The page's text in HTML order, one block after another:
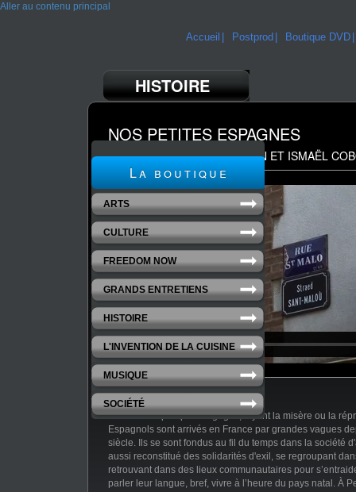
Aller au contenu principal
Accueil Postprod Boutique DVD
HISTOIRE
NOS PETITES ESPAGNES
UN FILM DE XAVIER BAUDOIN ET ISMAËL
Partis avec quelques bagages, fuyant la misère ou la
Espagnols sont arrivés en France par grandes vagues
siècle. Ils se sont fondus au fil du temps dans la société
aussi reconstitué des solidarités d'exil, se regroupant
retrouvant dans des lieux communautaires pour
parler leur langue, bref, vivre à l’heure du pays natal. À
La boutique
ARTS
CULTURE
FREEDOM NOW
GRANDS ENTRETIENS
HISTOIRE
L'INVENTION DE LA CUISINE
MUSIQUE
SOCIÉTÉ